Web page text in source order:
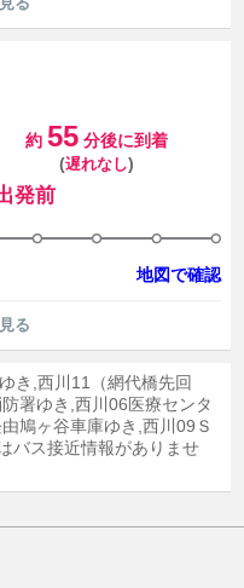
約55 分後に到着
(遅れなし)
発前
地図で確認
る
き,西川11（網代橋先回
署ゆき,西川06医療センタ
鳩ヶ谷車庫ゆき,西川09Ｓ
バス接近情報がありませ